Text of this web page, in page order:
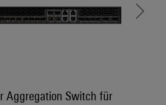
Next
Aggregation Switch für